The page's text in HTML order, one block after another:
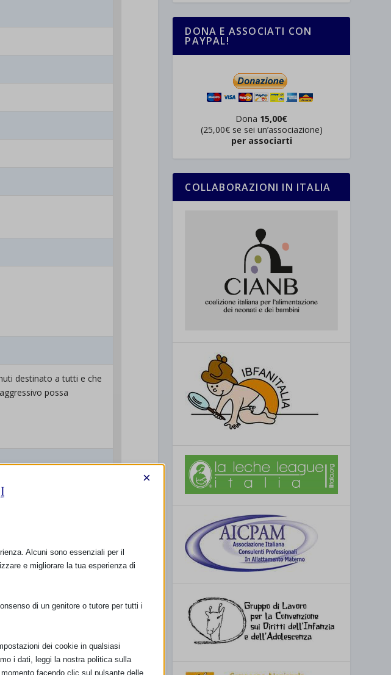
destinato a tutti e che
possa
DONA E ASSOCIATI CON
PAYPAL!
Dona 15,00€
(25,00€ se sei un’associazione)
per associarti
COLLABORAZIONI IN ITALIA
×
Alcuni sono essenziali per il
e migliorare la tua esperienza di
di un genitore o tutore per tutti i
dei cookie in qualsiasi
i dati, leggi la nostra politica sulla
facendo clic sul pulsante delle